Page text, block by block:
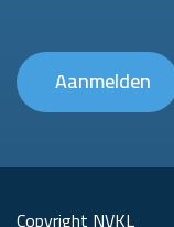
Aanmelden